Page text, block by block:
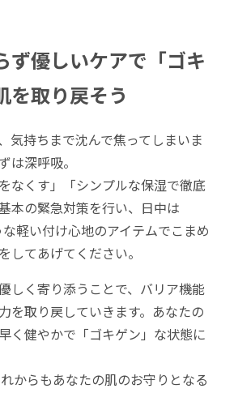
ず優しいケアで「ゴキ
を取り戻そう
気持ちまで沈んで焦ってしまいま
は深呼吸。
なくす」「シンプルな保湿で徹底
本の緊急対策を行い、日中は
軽い付け心地のアイテムでこまめ
してあげてください。
しく寄り添うことで、バリア機能
を取り戻していきます。あなたの
く健やかで「ゴキゲン」な状態に
からもあなたの肌のお守りとなる